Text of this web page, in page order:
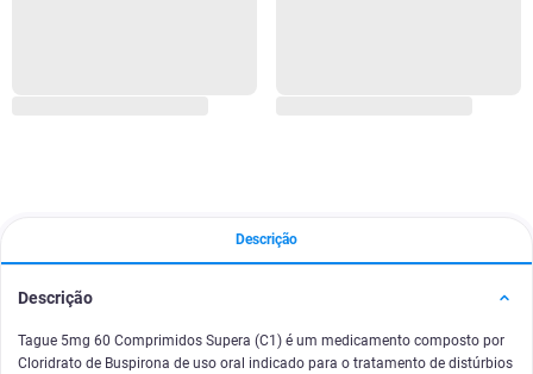
Descrição
Descrição
Tague 5mg 60 Comprimidos Supera (C1) é um medicamento composto por
Cloridrato de Buspirona de uso oral indicado para o tratamento de distúrbios